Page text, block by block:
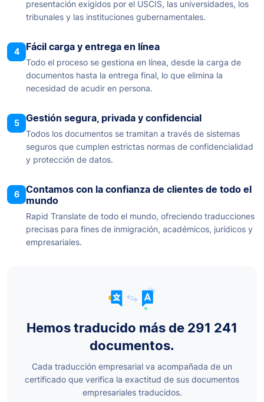
presentación exigidos por el USCIS, las universidades, los
tribunales y las instituciones gubernamentales.
4 Fácil carga y entrega en línea
Todo el proceso se gestiona en línea, desde la carga de
documentos hasta la entrega final, lo que elimina la
necesidad de acudir en persona.
5 Gestión segura, privada y confidencial
Todos los documentos se tramitan a través de sistemas
seguros que cumplen estrictas normas de confidencialidad
y protección de datos.
6
Contamos con la confianza de clientes de todo el
mundo
Rapid Translate de todo el mundo, ofreciendo traducciones
precisas para fines de inmigración, académicos, jurídicos y
empresariales.
Hemos traducido más de 291 241
documentos.
Cada traducción empresarial va acompañada de un
certificado que verifica la exactitud de sus documentos
empresariales traducidos.